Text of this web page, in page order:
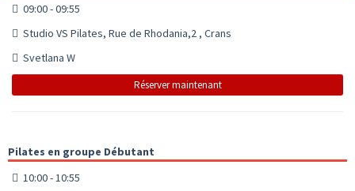
09:00 - 09:55
Studio VS Pilates, Rue de Rhodania,2 , Crans
Svetlana W
Réserver maintenant
Pilates en groupe Débutant
10:00 - 10:55